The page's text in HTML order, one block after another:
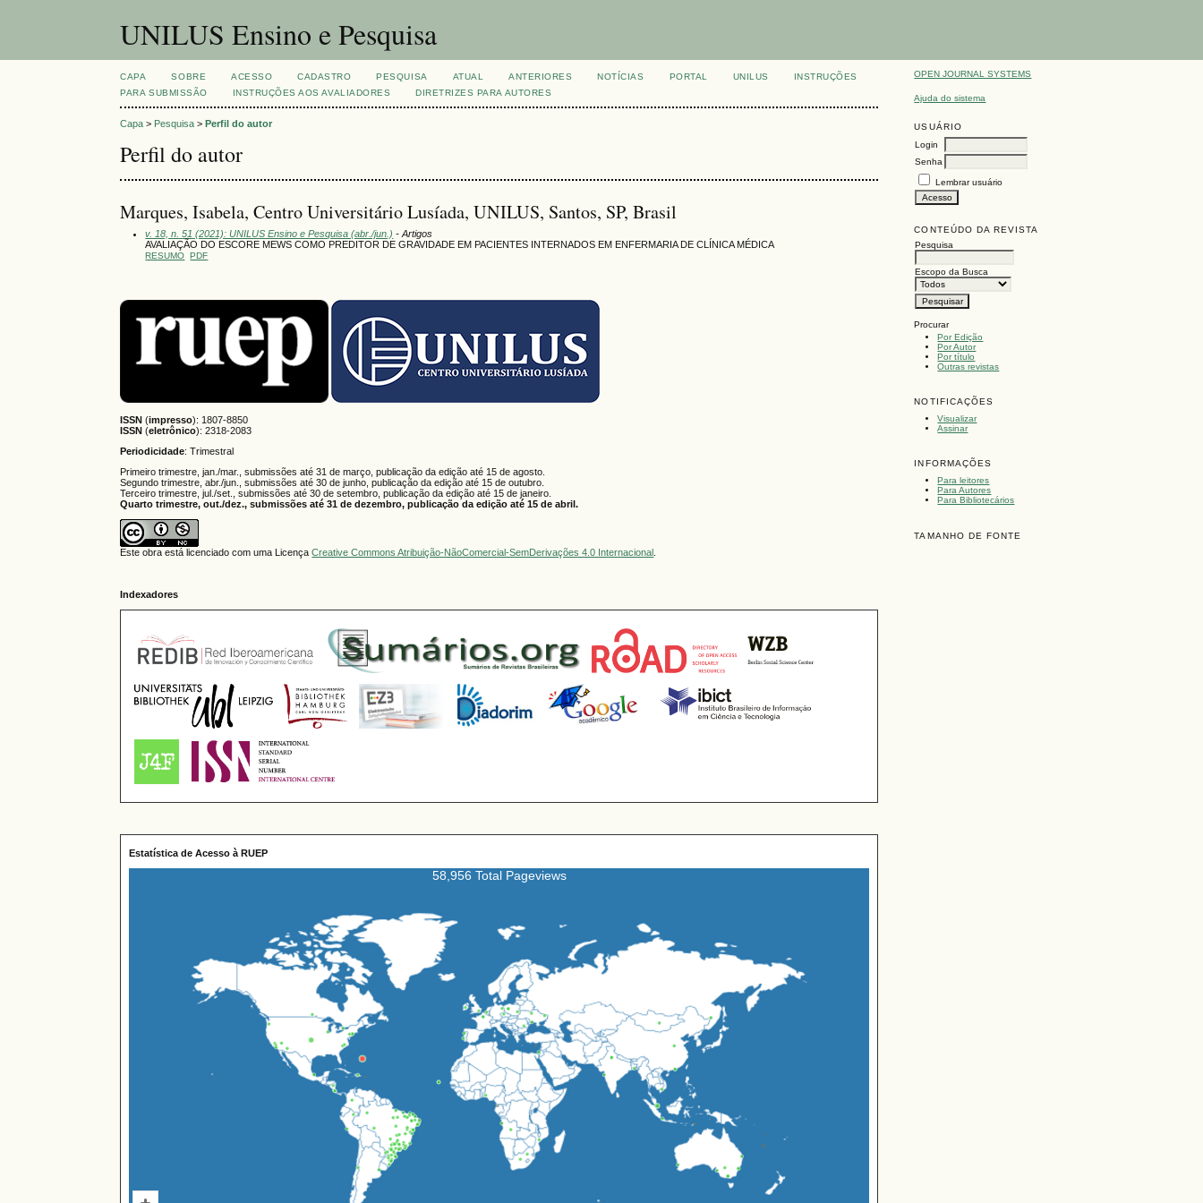
UNILUS Ensino e Pesquisa
OPEN JOURNAL SYSTEMS
Ajuda do sistema
USUÁRIO
Login
Senha
Lembrar usuário
CONTEÚDO DA REVISTA
Pesquisa
Escopo da Busca
Procurar
Por Edição
Por Autor
Por título
Outras revistas
NOTIFICAÇÕES
Visualizar
Assinar
INFORMAÇÕES
Para leitores
Para Autores
Para Bibliotecários
TAMANHO DE FONTE
CAPA SOBRE ACESSO CADASTRO PESQUISA ATUAL ANTERIORES NOTÍCIAS PORTAL UNILUS
INSTRUÇÕES
PARA SUBMISSÃO
INSTRUÇÕES AOS AVALIADORES DIRETRIZES PARA AUTORES
Capa > Pesquisa >Perfil do autor
Perfil do autor
Marques, Isabela, Centro Universitário Lusíada, UNILUS, Santos, SP, Brasil
v. 18, n. 51 (2021): UNILUS Ensino e Pesquisa (abr./jun.) - Artigos
AVALIAÇÃO DO ESCORE MEWS COMO PREDITOR DE GRAVIDADE EM PACIENTES INTERNADOS EM ENFERMARIA DE CLÍNICA MÉDICA
RESUMO PDF
ISSN (impresso): 1807-8850
ISSN (eletrônico):2318-2083
Periodicidade: Trimestral
Primeiro trimestre, jan./mar., submissões até 31 de março, publicação da edição até 15 de agosto.
Segundo trimestre, abr./jun., submissões até 30 de junho, publicação da edição até 15 de outubro.
Terceiro trimestre, jul./set., submissões até 30 de setembro, publicação da edição até 15 de janeiro.
Quarto trimestre, out./dez., submissões até 31 de dezembro, publicação da edição até 15 de abril.
Este obra está licenciado com uma LicençaCreative Commons Atribuição-NãoComercial-SemDerivações 4.0 Internacional
Indexadores
Estatística de Acesso à RUEP
58,956 Total Pageviews